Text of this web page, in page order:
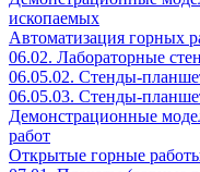
ископаемых
Автоматизация горных
06.02. Лабораторные
06.05.02. Стенды-
06.05.03. Стенды-
Демонстрационные
работ
Открытые горные